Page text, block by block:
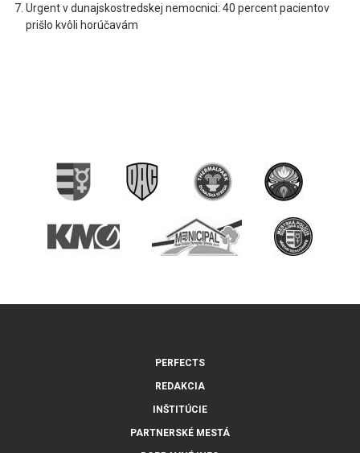
Urgent v dunajskostredskej nemocnici: 40 percent pacientov
prišlo kvôli horúčavám
PERFECTS
REDAKCIA
INŠTITÚCIE
PARTNERSKÉ MESTÁ